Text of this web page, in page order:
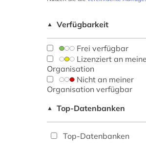
▲ Verfügbarkeit
Frei verfügbar
Lizenziert an
Organisation
Nicht an meiner
Organisation verfügbar
▲ Top-Datenbanken
Top-Datenbanken